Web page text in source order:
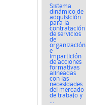
Sistema
dinámico de
adquisición
para la
contratación
de servicios
de
organización
e
impartición
de acciones
formativas
alineadas
con las
necesidades
del mercado
de trabajo y
...